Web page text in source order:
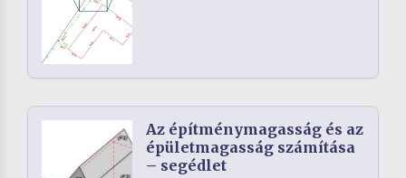
Az építménymagasság és az
épületmagasság számítása
– segédlet